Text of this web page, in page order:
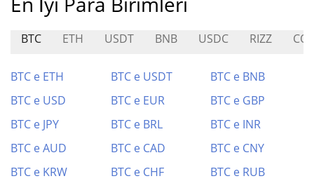
BTC ETH USDT BNB USDC RIZZ
BTC e ETH BTC e USDT
BTC e BNB
BTC e USD
BTC e EUR
BTC e GBP
BTC e JPY
BTC e BRL
BTC e INR
BTC e AUD
BTC e CAD
BTC e CNY
BTC e KRW
BTC e CHF BTC e RUB